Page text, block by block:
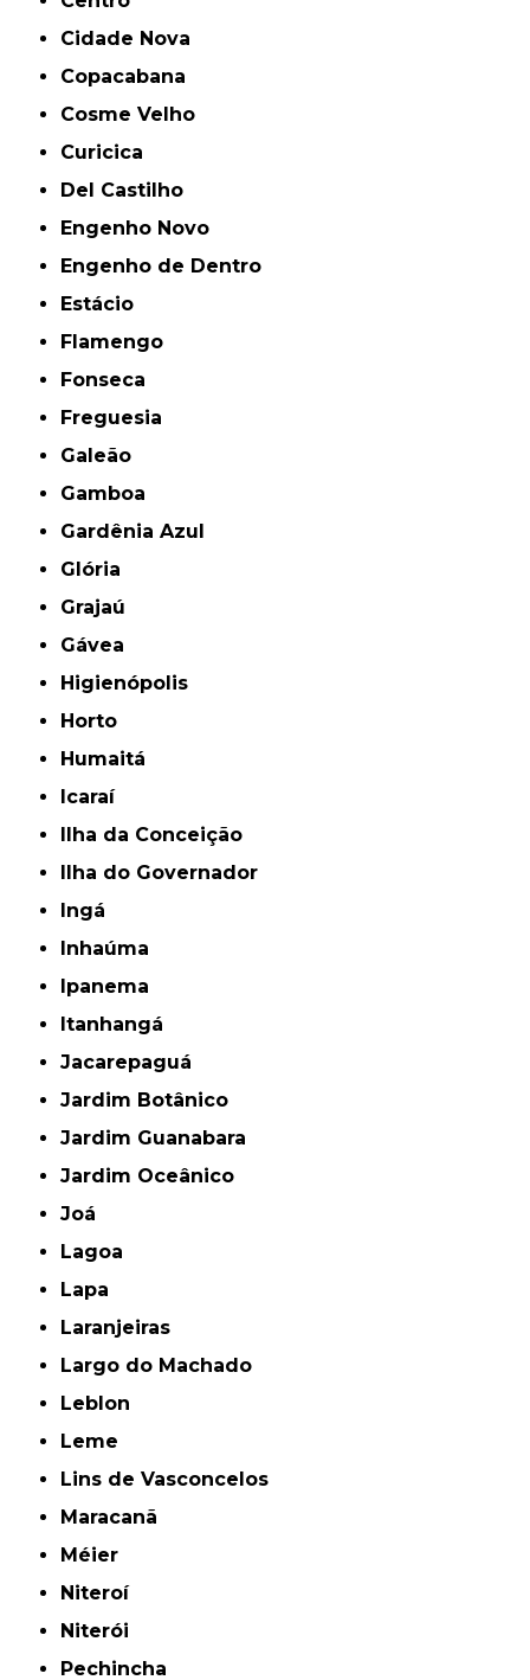
Cidade Nova
Copacabana
Cosme Velho
Curicica
Del Castilho
Engenho Novo
Engenho de Dentro
Estácio
Flamengo
Fonseca
Freguesia
Galeão
Gamboa
Gardênia Azul
Glória
Grajaú
Gávea
Higienópolis
Horto
Humaitá
Icaraí
Ilha da Conceição
Ilha do Governador
Ingá
Inhaúma
Ipanema
Itanhangá
Jacarepaguá
Jardim Botânico
Jardim Guanabara
Jardim Oceânico
Joá
Lagoa
Lapa
Laranjeiras
Largo do Machado
Leblon
Leme
Lins de Vasconcelos
Maracanã
Méier
Niteroí
Niterói
Pechincha